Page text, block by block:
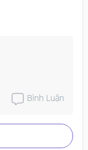
Bình Luận